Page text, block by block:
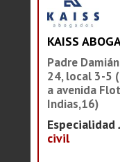
KAISS
Padre
24, local 3-5
a avenida
Indias,16)
Especialidad
civil